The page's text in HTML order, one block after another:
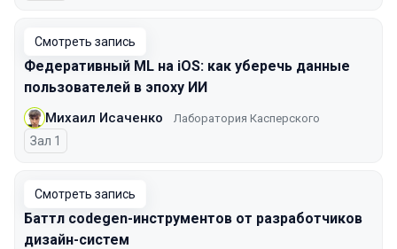
Смотреть запись
Федеративный ML на iOS: как уберечь данные
пользователей в эпоху ИИ
Михаил Исаченко Лаборатория Касперского
Зал 1
Смотреть запись
Баттл codegen-инструментов от разработчиков
дизайн-систем